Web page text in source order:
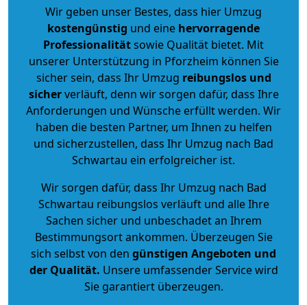
Wir geben unser Bestes, dass hier Umzug
kostengünstig und eine hervorragende
Professionalitätsowie Qualität bietet. Mit
unserer Unterstützung in Pforzheim können Sie
sicher sein, dass Ihr Umzug reibungslos und
sicherverläuft, denn wir sorgen dafür, dass Ihre
Anforderungen und Wünsche erfüllt werden. Wir
haben die besten Partner, um Ihnen zu helfen
und sicherzustellen, dass Ihr Umzug nach Bad
Schwartau ein erfolgreicher ist.
Wir sorgen dafür, dass Ihr Umzug nach Bad
Schwartau reibungslos verläuft und alle Ihre
Sachen sicher und unbeschadet an Ihrem
Bestimmungsort ankommen. Überzeugen Sie
sich selbst von den günstigen Angeboten und
der Qualität. Unsere umfassender Service wird
Sie garantiert überzeugen.